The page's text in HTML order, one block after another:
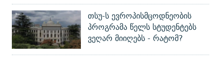
თსუ-ს ევროპისმცოდნეობის
პროგრამა წელს სტუდენტებს
ვეღარ მიიღებს - რატომ?